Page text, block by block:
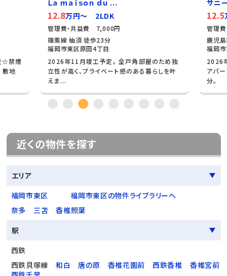
☆禁煙
敷地
Ｌａ ｍａｉｓｏｎ ｄｕ ...
12.8万円～ 2LDK
管理費・共益費 7,000円
篠栗線 柚須 徒歩23分
福岡市東区原田4丁目
2026年11月竣工予定。 全戸角部屋のため独
立性が高く、プライベート感のある暮らしを叶
えま...
サニ
12.5
管理
鹿児
福岡
2026
アパ
分。
近くの物件を探す
エリア
福岡市東区
福岡市東区の物件ライブラリーへ
奈多
三苫
香椎照葉
駅
西鉄
西鉄貝塚線
和白 唐の原 香椎花園前 西鉄香椎
香椎宮前